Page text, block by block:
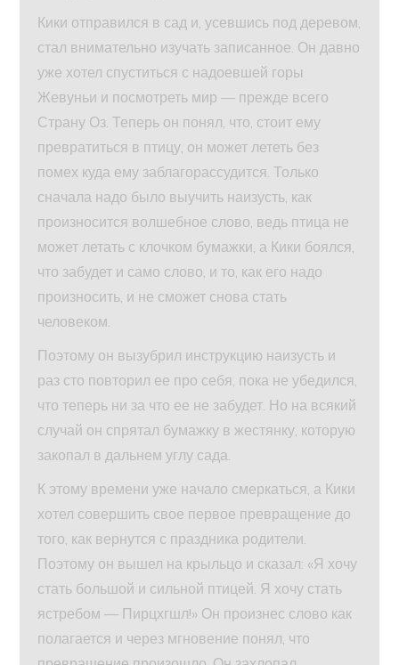
Кики отправился в сад и, усевшись под деревом,
стал внимательно изучать записанное. Он давно
уже хотел спуститься с надоевшей горы
Жевуньи и посмотреть мир — прежде всего
Страну Оз. Теперь он понял, что, стоит ему
превратиться в птицу, он может лететь без
помех куда ему заблагорассудится. Только
сначала надо было выучить наизусть, как
произносится волшебное слово, ведь птица не
может летать с клочком бумажки, а Кики боялся,
что забудет и само слово, и то, как его надо
произносить, и не сможет снова стать
человеком.
Поэтому он вызубрил инструкцию наизусть и
раз сто повторил ее про себя, пока не убедился,
что теперь ни за что ее не забудет. Но на всякий
случай он спрятал бумажку в жестянку, которую
закопал в дальнем углу сада.
К этому времени уже начало смеркаться, а Кики
хотел совершить свое первое превращение до
того, как вернутся с праздника родители.
Поэтому он вышел на крыльцо и сказал: «Я хочу
стать большой и сильной птицей. Я хочу стать
ястребом — Пирцхгшл!» Он произнес слово как
полагается и через мгновение понял, что